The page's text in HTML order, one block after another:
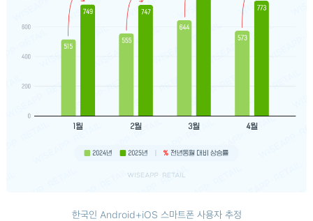
한국인 Android+iOS 스마트폰 사용자 추정